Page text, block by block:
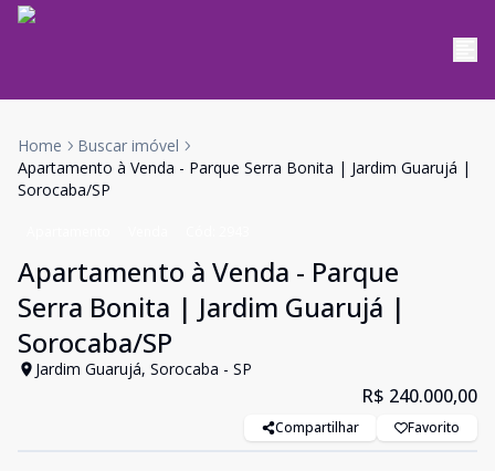
Home
Buscar imóvel
Apartamento à Venda - Parque Serra Bonita | Jardim Guarujá |
Sorocaba/SP
Apartamento à Venda - Parque
Serra Bonita | Jardim Guarujá |
Sorocaba/SP
Jardim Guarujá, Sorocaba - SP
R$ 240.000,00
Compartilhar Favorito